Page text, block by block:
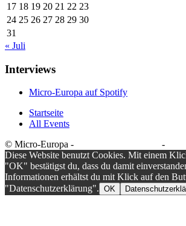
17 18 19 20 21 22 23
24 25 26 27 28 29 30
31
« Juli
Interviews
Micro-Europa auf Spotify
Startseite
All Events
© Micro-Europa -
-
Diese Website benutzt Cookies. Mit einem
"OK" bestätigst du, dass du damit
Informationen erhältst du mit Klick auf den
"Datenschutzerklärung". OK